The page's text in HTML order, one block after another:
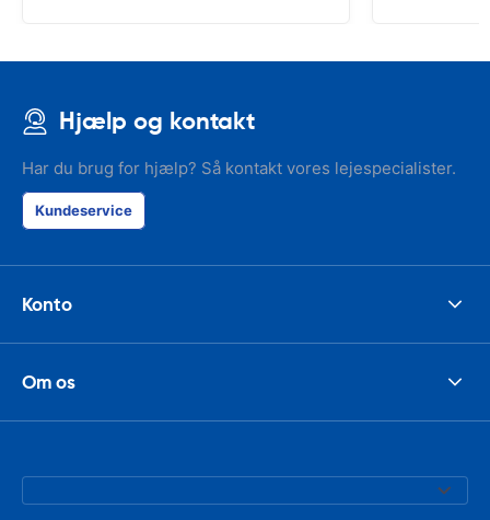
Hjælp og kontakt
Har du brug for hjælp? Så kontakt vores lejespecialister.
Kundeservice
Konto
Om os